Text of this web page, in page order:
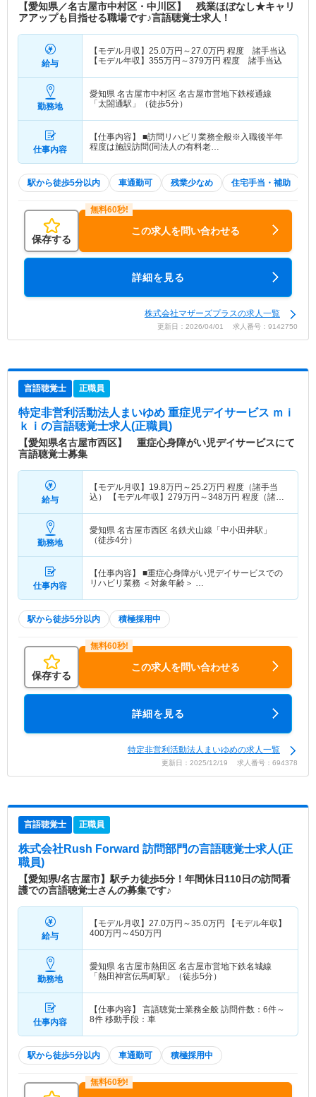
【愛知県／名古屋市中村区・中川区】 残業ほぼなし★キャリ
アアップも目指せる職場です♪言語聴覚士求人！
給与
【モデル月収】 25.0万円～27.0万円 程度 諸手当込
【モデル年収】 355万円～379万円 程度 諸手当込
勤務地
愛知県 名古屋市中村区 名古屋市営地下鉄桜通線
「太閤通駅」（徒歩5分）
仕事内容
【仕事内容】 ■訪問リハビリ業務全般※入職後半年
程度は施設訪問(同法人の有料老…
駅から徒歩5分以内 車通勤可 残業少なめ 住宅手当・補助
保存する
この求人を問い合わせる
詳細を見る
株式会社マザーズプラスの求人一覧
更新日：2026/04/01 求人番号：9142750
言語聴覚士 正職員
特定非営利活動法人まいゆめ 重症児デイサービス ｍｉ
ｋｉ の言語聴覚士求人(正職員)
【愛知県名古屋市西区】 重症心身障がい児デイサービスにて
言語聴覚士募集
給与
【モデル月収】 19.8万円～25.2万円 程度（諸手当
込） 【モデル年収】 279万円～348万円 程度（諸手
勤務地
愛知県 名古屋市西区 名鉄犬山線「中小田井駅」
（徒歩4分）
仕事内容
【仕事内容】 ■重症心身障がい児デイサービスでの
リハビリ業務 ＜対象年齢＞ …
駅から徒歩5分以内 積極採用中
保存する
この求人を問い合わせる
詳細を見る
特定非営利活動法人まいゆめの求人一覧
更新日：2025/12/19 求人番号：694378
言語聴覚士 正職員
株式会社Rush Forward 訪問部門の言語聴覚士求人(正
職員)
【愛知県/名古屋市】駅チカ徒歩5分！年間休日110日の訪問看
護での言語聴覚士さんの募集です♪
給与
【モデル月収】 27.0万円～35.0万円
【モデル年収】
400万円～450万円
勤務地
愛知県 名古屋市熱田区 名古屋市営地下鉄名城線
「熱田神宮伝馬町駅」（徒歩5分）
仕事内容
【仕事内容】 言語聴覚士業務全般 訪問件数：6件～
8件 移動手段：車
駅から徒歩5分以内 車通勤可 積極採用中